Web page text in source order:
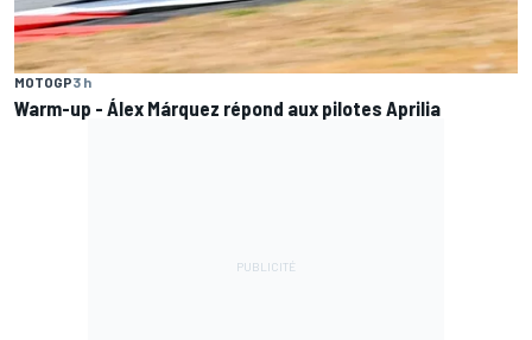
MOTOGP3 h
Warm-up - Álex Márquez répond aux pilotes Aprilia